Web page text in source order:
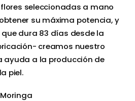
seleccionadas a mano
su máxima potencia, y
dura 83 días desde la
creamos nuestro
ayuda a la producción de
piel.